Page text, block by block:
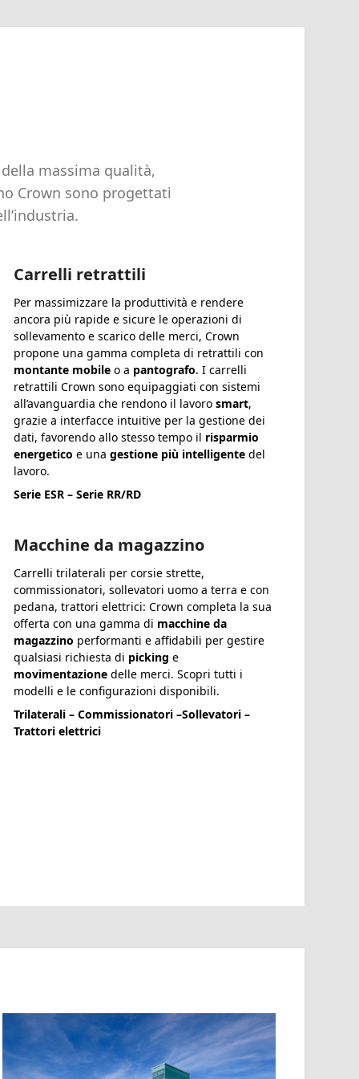
massima qualità,
Crown sono progettati
Carrelli retrattili
Per massimizzare la produttività e rendere
ancora più rapide e sicure le operazioni di
sollevamento e scarico delle merci, Crown
propone una gamma completa di retrattili con
montante mobileo a pantografo. I carrelli
retrattili Crown sono equipaggiati con sistemi
all’avanguardia che rendono il lavoro smart,
grazie a interfacce intuitive per la gestione dei
dati, favorendo allo stesso tempo il risparmio
energetico e una gestione più intelligentedel
lavoro.
Serie ESR – Serie RR/RD
Macchine da magazzino
Carrelli trilaterali per corsie strette,
commissionatori, sollevatori uomo a terra e con
pedana, trattori elettrici: Crown completa la sua
offerta con una gamma di macchine da
magazzino performanti e affidabili per gestire
qualsiasi richiesta di picking e
movimentazionedelle merci. Scopri tutti i
modelli e le configurazioni disponibili.
Trilaterali – Commissionatori –Sollevatori –
Trattori elettrici